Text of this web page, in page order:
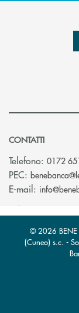
CONTATTI
Telefono: 0172
PEC:
E-mail:
© 2026 BENE
(Cuneo) s.c. -